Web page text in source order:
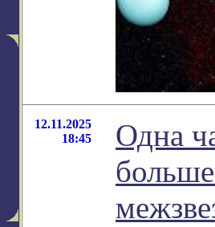
12.11.2025
18:45
Одна